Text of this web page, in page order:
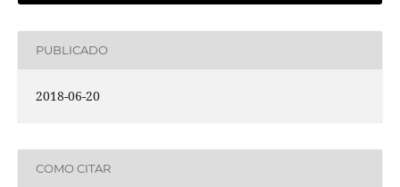
PUBLICADO
2018-06-20
COMO CITAR